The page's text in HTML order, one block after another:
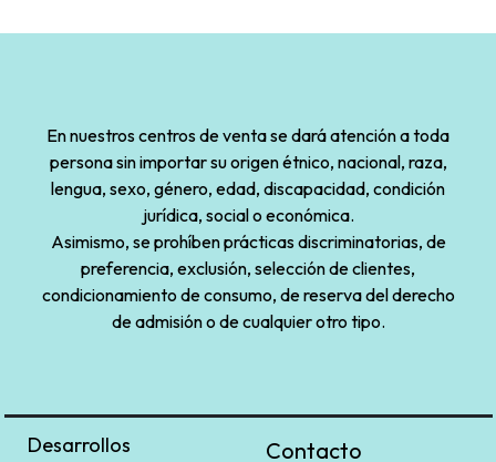
En nuestros centros de venta se dará atención a toda
persona sin importar su origen étnico, nacional, raza,
lengua, sexo, género, edad, discapacidad, condición
jurídica, social o económica.
Asimismo, se prohíben prácticas discriminatorias, de
preferencia, exclusión, selección de clientes,
condicionamiento de consumo, de reserva del derecho
de admisión o de cualquier otro tipo.
Desarrollos Contacto